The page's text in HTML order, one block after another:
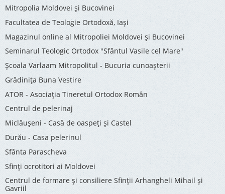
Mitropolia Moldovei și Bucovinei
Facultatea de Teologie Ortodoxă, Iaşi
Magazinul online al Mitropoliei Moldovei și Bucovinei
Seminarul Teologic Ortodox "Sfântul Vasile cel Mare"
Şcoala Varlaam Mitropolitul - Bucuria cunoaşterii
Grădinița Buna Vestire
ATOR - Asociaţia Tineretul Ortodox Român
Centrul de pelerinaj
Miclăușeni - Casă de oaspeţi şi Castel
Durău - Casa pelerinul
Sfânta Parascheva
Sfinți ocrotitori ai Moldovei
Centrul de formare și consiliere Sfinții Arhangheli Mihail și
Gavriil